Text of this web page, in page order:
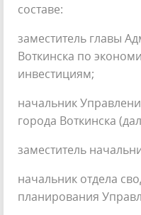
составе:
заместитель главы
Воткинска по
инвестициям;
начальник
города Воткинска
заместитель
начальник отдела
планирования